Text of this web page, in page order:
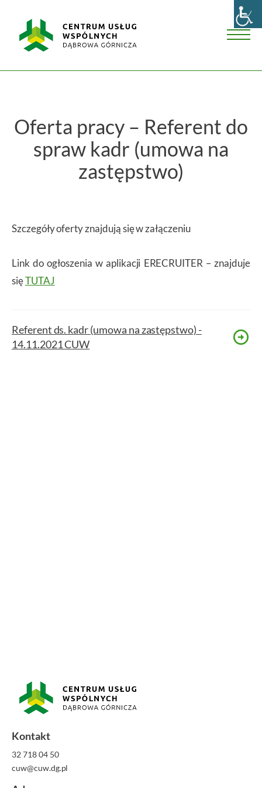
content
Centrum
Usług
Wspólnych
Górniczej
Oferta pracy – Referent do
spraw kadr (umowa na
zastępstwo)
Szczegóły oferty znajdują się w załączeniu
Link do ogłoszenia w aplikacji ERECRUITER – znajduje
sięTUTAJ
Referent ds. kadr (umowa na zastępstwo) -
14.11.2021 CUW
Kontakt
32 718 04 50
cuw@cuw.dg.pl